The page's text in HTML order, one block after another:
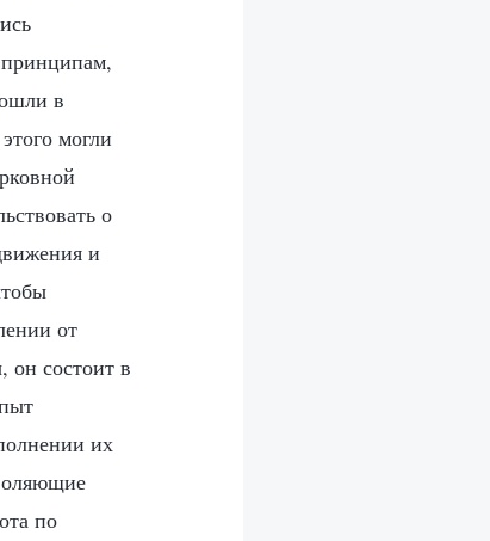
в
могли
о
и
от
он состоит в
их
по